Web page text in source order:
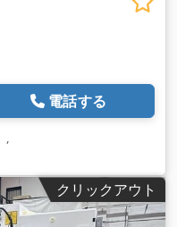
電話する
,
クリックアウト